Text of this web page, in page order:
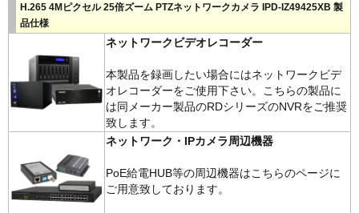
H.265 4Mピクセル 25倍ズーム PTZネットワークカメラ IPD-IZ49425XB 製
品仕様
ネットワークビデオレコーダー
本製品を録画したい場合にはネットワークビデ
オレコーダーをご使用下さい。こちらの製品に
は同メーカー製品のRDシリーズのNVRをご推奨
致します。
ネットワーク・IPカメラ周辺機器
PoE給電HUB等の周辺機器はこちらのページに
ご用意致しております。